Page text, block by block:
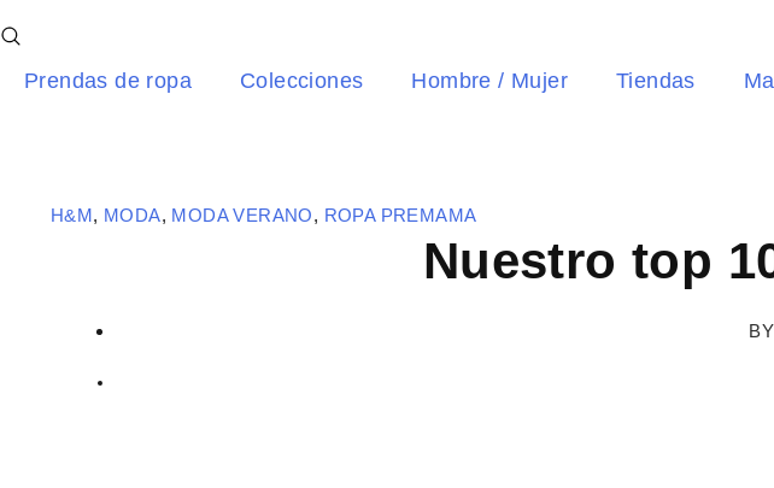
al
Prendas de ropa
Colecciones Hombre / Mujer Tiendas
H&M, MODA, MODA VERANO, ROPA PREMAMA
Nuestro top
BY